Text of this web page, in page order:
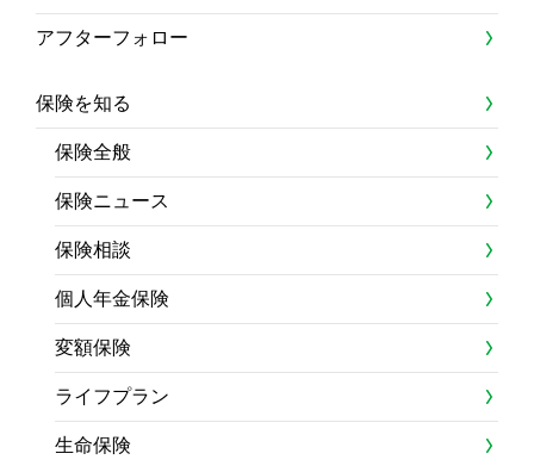
アフターフォロー
保険を知る
保険全般
保険ニュース
保険相談
個人年金保険
変額保険
ライフプラン
生命保険